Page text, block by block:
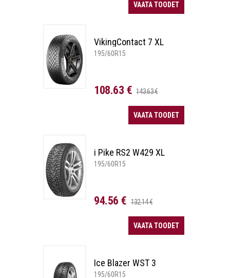
VAATA TOODET
VikingContact 7 XL
195/60R15
108.63 € 143.63 €
VAATA TOODET
i Pike RS2 W429 XL
195/60R15
94.56 € 132.14 €
VAATA TOODET
Ice Blazer WST 3
195/60R15